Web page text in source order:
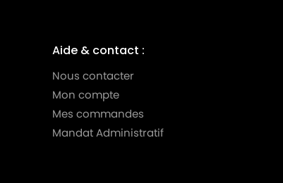
Aide & contact :
Nous contacter
Mon compte
Mes commandes
Mandat Administratif